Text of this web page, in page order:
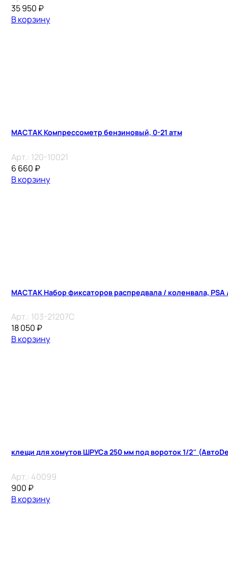
35 950 ₽
В корзину
МАСТАК Компрессометр бензиновый, 0-21 атм
Арт.: 120-10021
6 660 ₽
В корзину
МАСТАК Набор фиксаторов распредвала / коленвала, PSA
Арт.: 103-21207C
18 050 ₽
В корзину
клещи для хомутов ШРУСа 250 мм под вороток 1/2″
Арт.: 40099
900 ₽
В корзину